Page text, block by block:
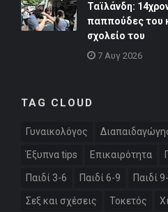
Ταϊλάνδη:
παππούδες του
σχολείο του
7 Αυγ 2026
TAG CLOUD
Γυναικολόγος
Έξυπνα tips Επικαιρότητα
Παιδί 3-6 Παιδί 6-9 Παιδί
Σεξ και σχέσεις Τοκετός